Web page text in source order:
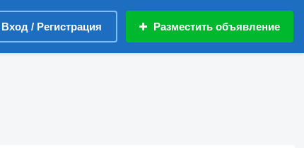
Вход / Регистрация Разместить объявление